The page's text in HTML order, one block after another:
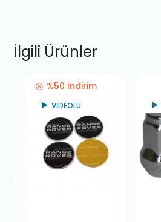
İlgili Ürünler
%50 İndirim
VİDEOLU